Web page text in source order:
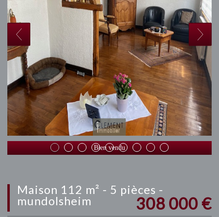
Bien vendu
maison 112 m² - 5 pièces -
mundolsheim
308 000 €